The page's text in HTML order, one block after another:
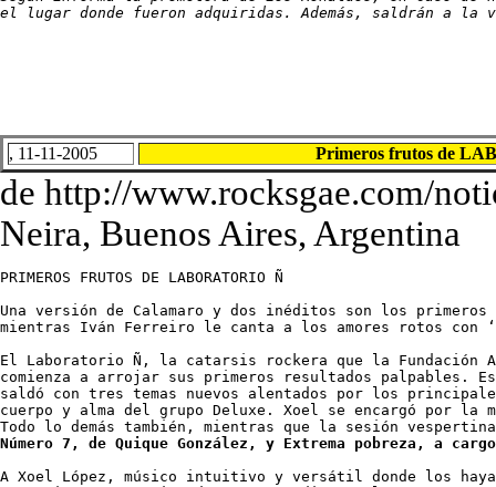
el lugar donde fueron adquiridas. Además, saldrán a la
, 11-11-2005 Primeros frutos de
de http://www.rocksgae.com/
Neira, Buenos Aires, Argentina
PRIMEROS FRUTOS DE LABORATORIO Ñ
Una versión de Calamaro y dos inéditos son los
mientras Iván Ferreiro le canta a los amores rotos con
El Laboratorio Ñ, la catarsis rockera que la Fundación
comienza a arrojar sus primeros resultados
saldó con tres temas nuevos alentados por los
cuerpo y alma del grupo Deluxe. Xoel se encargó por la
Número 7, de Quique González, y Extrema pobreza, a
A Xoel López, músico intuitivo y versátil donde los